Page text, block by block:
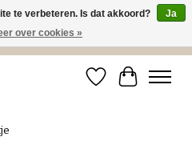
bestelling > € 100 of afhalen in de winkel
Verlanglijst
te verbeteren. Is dat akkoord?
Ja
over cookies »